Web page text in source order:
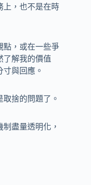
上，也不是在時
點，或在一些爭
了解我的價值
與回應。
捨的問題了。
盡量透明化，